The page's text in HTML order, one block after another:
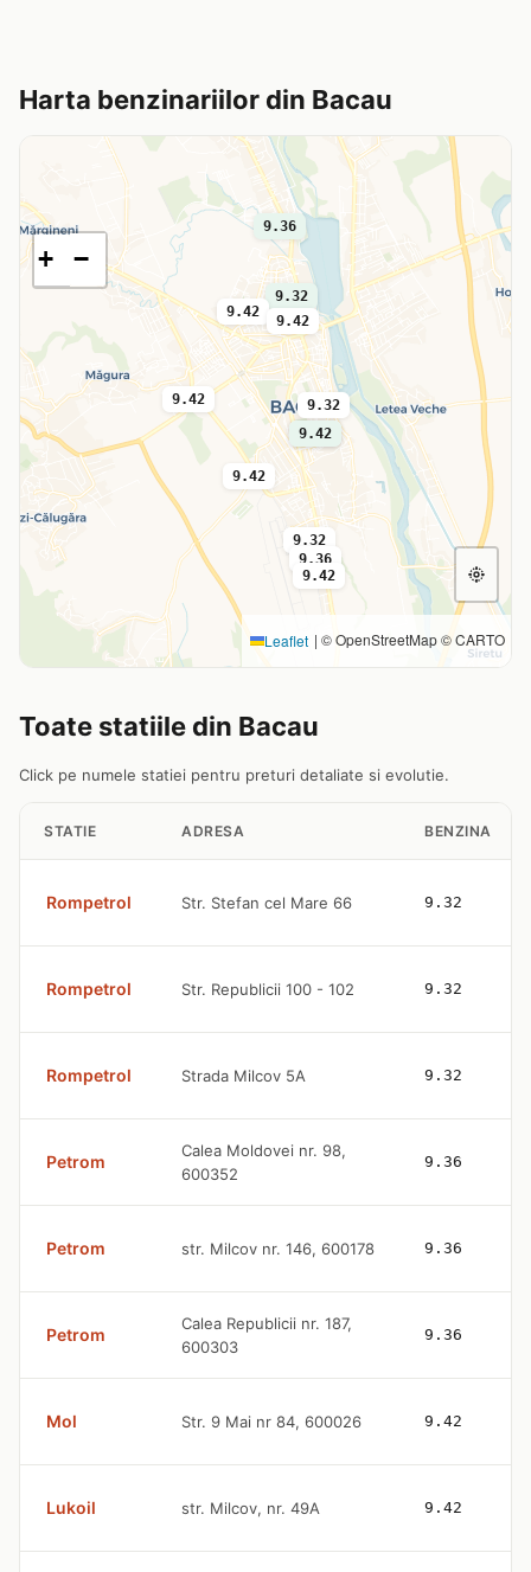
Harta benzinariilor din Bacau
9.32
9.32
9.32
9.36
9.36
9.36
9.42
9.42
9.42
9.42
9.42
9.42
+ −
Leaflet | © OpenStreetMap © CARTO
Toate statiile din Bacau
Click pe numele statiei pentru preturi detaliate si evolutie.
STATIE ADRESA BENZINA
Rompetrol Str. Stefan cel Mare 66 9.32
Rompetrol Str. Republicii 100 - 102 9.32
Rompetrol Strada Milcov 5A 9.32
Petrom
Calea Moldovei nr. 98,
600352
9.36
Petrom str. Milcov nr. 146, 600178 9.36
Petrom
Calea Republicii nr. 187,
600303
9.36
Mol Str. 9 Mai nr 84, 600026 9.42
Lukoil str. Milcov, nr. 49A 9.42